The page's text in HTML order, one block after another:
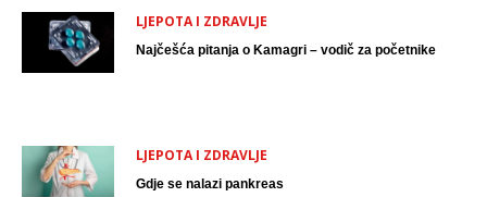
LJEPOTA I ZDRAVLJE
Najčešća pitanja o Kamagri – vodič za početnike
LJEPOTA I ZDRAVLJE
Gdje se nalazi pankreas